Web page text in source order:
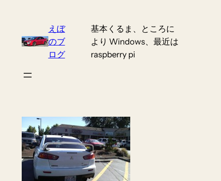
content
えぼ
のブ
ログ
基本くるま、ところに
より Windows、最近は
raspberry pi